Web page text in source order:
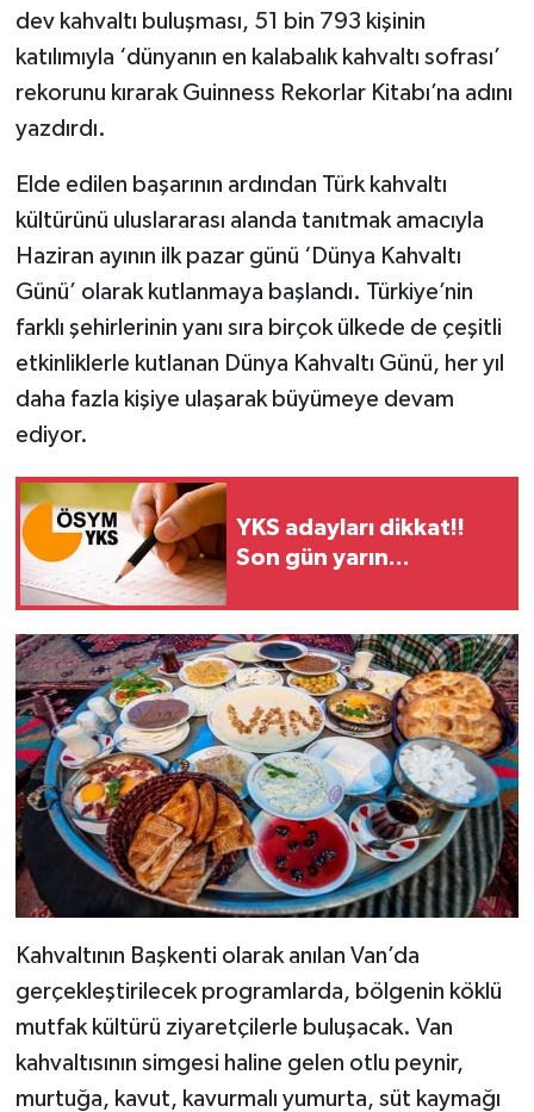
dev kahvaltı buluşması, 51 bin 793 kişinin
katılımıyla ‘dünyanın en kalabalık kahvaltı sofrası’
rekorunu kırarak Guinness Rekorlar Kitabı’na adını
yazdırdı.
Elde edilen başarının ardından Türk kahvaltı
kültürünü uluslararası alanda tanıtmak amacıyla
Haziran ayının ilk pazar günü ‘Dünya Kahvaltı
Günü’ olarak kutlanmaya başlandı. Türkiye’nin
farklı şehirlerinin yanı sıra birçok ülkede de çeşitli
etkinliklerle kutlanan Dünya Kahvaltı Günü, her yıl
daha fazla kişiye ulaşarak büyümeye devam
ediyor.
YKS adayları dikkat!!
Son gün yarın...
Kahvaltının Başkenti olarak anılan Van’da
gerçekleştirilecek programlarda, bölgenin köklü
mutfak kültürü ziyaretçilerle buluşacak. Van
kahvaltısının simgesi haline gelen otlu peynir,
murtuğa, kavut, kavurmalı yumurta, süt kaymağı